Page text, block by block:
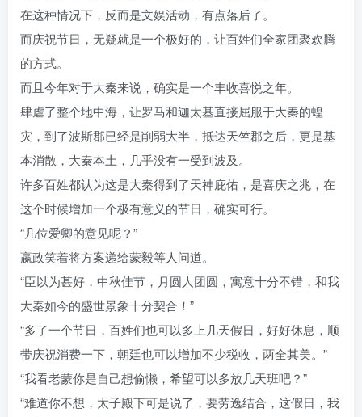
在这种情况下，反而是文娱活动，有点落后了。
而庆祝节日，无疑就是一个极好的，让百姓们全家团聚欢腾
的方式。
而且今年对于大秦来说，确实是一个丰收喜悦之年。
肆虐了整个地中海，让罗马和迦太基直接屈服于大秦的蝗
灾，到了波斯郡已经是削弱大半，抵达天竺郡之后，更是基
本消散，大秦本土，几乎没有一受到波及。
许多百姓都认为这是大秦得到了天神庇佑，是喜庆之兆，在
这个时候增加一个极有意义的节日，确实可行。
“几位爱卿的意见呢？”
嬴政笑着将方案递给蒙毅等人问道。
“臣以为甚好，中秋佳节，月圆人团圆，寓意十分不错，和我
大秦如今的盛世景象十分契合！”
“多了一个节日，百姓们也可以多上几天假日，好好休息，顺
带庆祝消费一下，朝廷也可以增加不少税收，两全其美。”
“我看老蒙你是自己想偷懒，希望可以多放几天班吧？”
“难道你不想，太子殿下可是说了，要劳逸结合，这假日，我